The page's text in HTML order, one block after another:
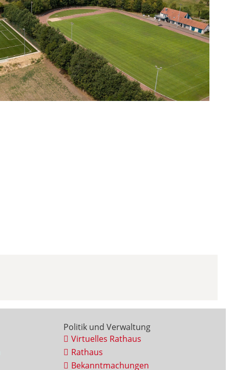
Politik und Verwaltung
Virtuelles Rathaus
Rathaus
Bekanntmachungen